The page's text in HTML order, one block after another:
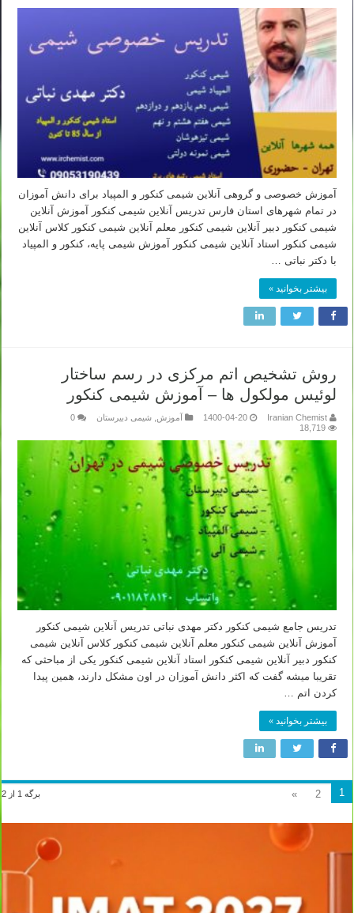
آموزش خصوصی و گروهی آنلاین شیمی کنکور و المپیاد برای دانش آموزان
در تمام شهرهای استان فارس تدریس آنلاین شیمی کنکور آموزش آنلاین
شیمی کنکور دبیر آنلاین شیمی کنکور معلم آنلاین شیمی کنکور کلاس آنلاین
شیمی کنکور استاد آنلاین شیمی کنکور آموزش شیمی پایه، کنکور و المپیاد
با دکتر نباتی …
بیشتر بخوانید »
روش تشخیص اتم مرکزی در رسم ساختار
لوئیس مولکول ها – آموزش شیمی کنکور
Iranian Chemist
1400-04-20 آموزش شیمی دبیرستان
0
18,719
تدریس جامع شیمی کنکور دکتر مهدی نباتی تدریس آنلاین شیمی کنکور
آموزش آنلاین شیمی کنکور معلم آنلاین شیمی کنکور کلاس آنلاین شیمی
کنکور دبیر آنلاین شیمی کنکور استاد آنلاین شیمی کنکور یکی از مباحثی که
تقریبا میشه گفت که اکثر دانش آموزان در اون مشکل دارند، همین پیدا
کردن اتم …
بیشتر بخوانید »
برگه 1 از 2 1
2
»